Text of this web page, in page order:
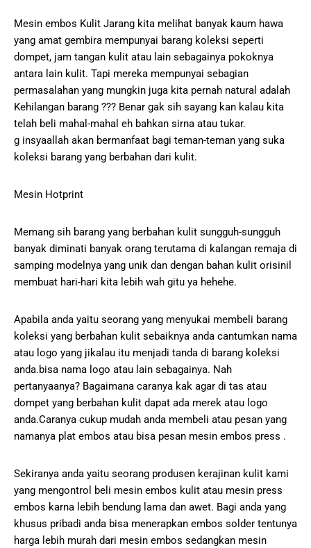
Mesin embos Kulit Jarang kita melihat banyak kaum hawa
yang amat gembira mempunyai barang koleksi seperti
dompet, jam tangan kulit atau lain sebagainya pokoknya
antara lain kulit. Tapi mereka mempunyai sebagian
permasalahan yang mungkin juga kita pernah natural adalah
Kehilangan barang ??? Benar gak sih sayang kan kalau kita
telah beli mahal-mahal eh bahkan sirna atau tukar.
g insyaallah akan bermanfaat bagi teman-teman yang suka
koleksi barang yang berbahan dari kulit.
Mesin Hotprint
Memang sih barang yang berbahan kulit sungguh-sungguh
banyak diminati banyak orang terutama di kalangan remaja di
samping modelnya yang unik dan dengan bahan kulit orisinil
membuat hari-hari kita lebih wah gitu ya hehehe.
Apabila anda yaitu seorang yang menyukai membeli barang
koleksi yang berbahan kulit sebaiknya anda cantumkan nama
atau logo yang jikalau itu menjadi tanda di barang koleksi
anda.bisa nama logo atau lain sebagainya. Nah
pertanyaanya? Bagaimana caranya kak agar di tas atau
dompet yang berbahan kulit dapat ada merek atau logo
anda.Caranya cukup mudah anda membeli atau pesan yang
namanya plat embos atau bisa pesan mesin embos press .
Sekiranya anda yaitu seorang produsen kerajinan kulit kami
yang mengontrol beli mesin embos kulit atau mesin press
embos karna lebih bendung lama dan awet. Bagi anda yang
khusus pribadi anda bisa menerapkan embos solder tentunya
harga lebih murah dari mesin embos sedangkan mesin